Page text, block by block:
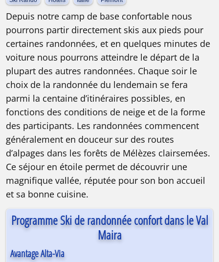
Depuis notre camp de base confortable nous
pourrons partir directement skis aux pieds pour
certaines randonnées, et en quelques minutes de
voiture nous pourrons atteindre le départ de la
plupart des autres randonnées. Chaque soir le
choix de la randonnée du lendemain se fera
parmi la centaine d’itinéraires possibles, en
fonctions des conditions de neige et de la forme
des participants. Les randonnées commencent
généralement en douceur sur des routes
d’alpages dans les forêts de Mélèzes clairsemées.
Ce séjour en étoile permet de découvrir une
magnifique vallée, réputée pour son bon accueil
et sa bonne cuisine.
Programme Ski de randonnée confort dans le Val
Maira
Avantage Alta-Via